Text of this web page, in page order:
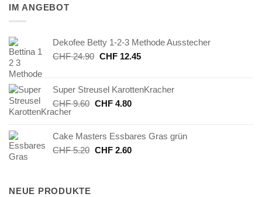
IM ANGEBOT
Dekofee Betty 1-2-3 Methode Ausstecher
CHF24.90 Ursprünglicher
CHF 24.90
CHF12.45Aktueller
CHF 12.45.
Super Streusel KarottenKracher
CHF9.60 Ursprünglicher
CHF 9.60
CHF4.80Aktueller
CHF 4.80.
Cake Masters Essbares Gras grün
CHF5.20 Ursprünglicher
CHF2.60Aktueller
NEUE PRODUKTE